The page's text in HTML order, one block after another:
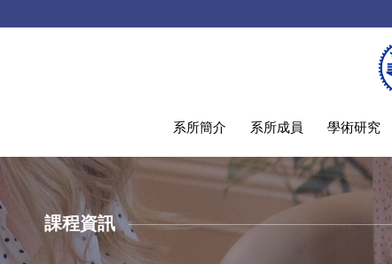
系所簡介 系所成員 學術研究
課程資訊